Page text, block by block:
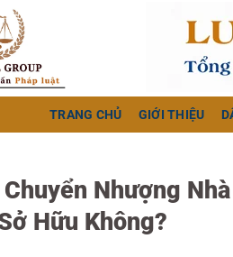
TRANG CHỦ GIỚI THIỆU
Nhượng
Hữu Không?